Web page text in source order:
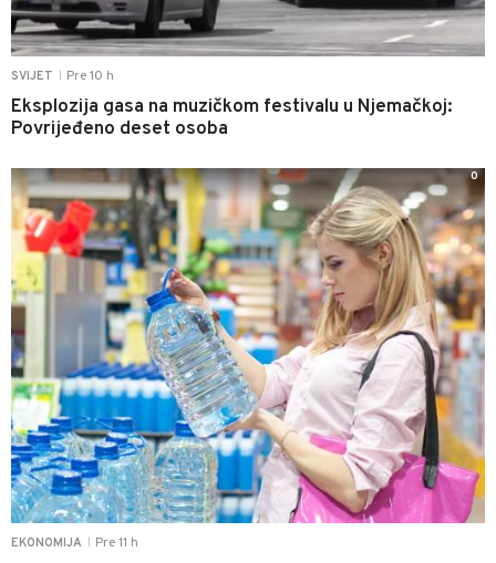
SVIJET Pre 10 h
Eksplozija gasa na muzičkom festivalu u Njemačkoj:
Povrijeđeno deset osoba
EKONOMIJA Pre 11 h
0